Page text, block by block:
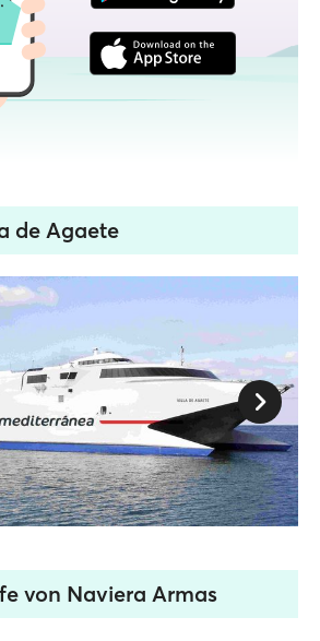
de Agaete
von Naviera Armas